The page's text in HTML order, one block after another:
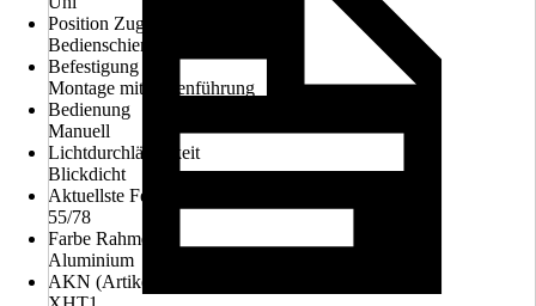
Position Zugvorrichtung
Bedienschiene
Befestigung
Montage mit Seitenführung
Bedienung
Manuell
Lichtdurchlässigkeit
Blickdicht
Aktuellste Fenstergröße
55/78
Farbe Rahmen
Aluminium
AKN (Artikelkurznummer)